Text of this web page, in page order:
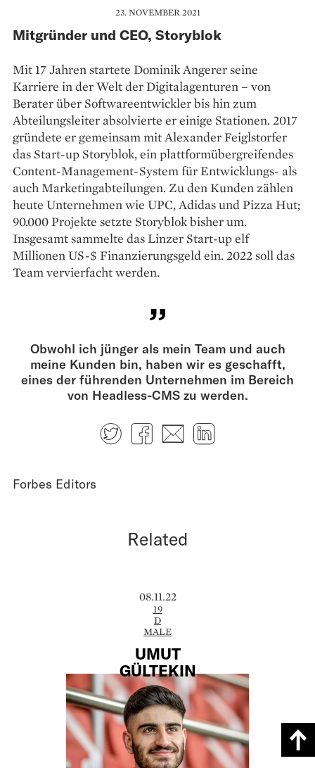
23. NOVEMBER 2021
Mitgründer und CEO, Storyblok
Mit 17 Jahren startete Dominik Angerer seine
Karriere in der Welt der Digitalagenturen – von
Berater über Softwareentwickler bis hin zum
Abteilungsleiter absolvierte er einige Stationen. 2017
gründete er gemeinsam mit Alexander Feiglstorfer
das Start-up Storyblok, ein plattformübergreifendes
Content-Management-System für Entwicklungs- als
auch Marketingabteilungen. Zu den Kunden zählen
heute Unternehmen wie UPC, Adidas und Pizza Hut;
90.000 Projekte setzte Storyblok bisher um.
Insgesamt sammelte das Linzer Start-up elf
Millionen US-$ Finanzierungsgeld ein. 2022 soll das
Team vervierfacht werden.
Obwohl ich jünger als mein Team und auch
meine Kunden bin, haben wir es geschafft,
eines der führenden Unternehmen im Bereich
von Headless-CMS zu werden.
TwitterFacebook
E-mail
Forbes Editors
Related
08.11.22
19
D
MALE
UMUT
GÜLTEKIN